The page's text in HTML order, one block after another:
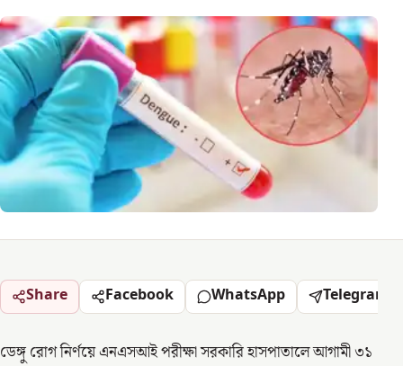
Share Facebook WhatsApp Telegram
ডেঙ্গু রোগ নির্ণয়ে এনএসআই পরীক্ষা সরকারি হাসপাতালে আগামী ৩১